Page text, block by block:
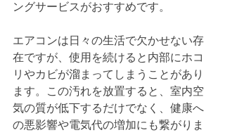
ングサービスがおすすめです。
エアコンは日々の生活で欠かせない存
在ですが、使用を続けると内部にホコ
リやカビが溜まってしまうことがあり
ます。この汚れを放置すると、室内空
気の質が低下するだけでなく、健康へ
の悪影響や電気代の増加にも繋がりま